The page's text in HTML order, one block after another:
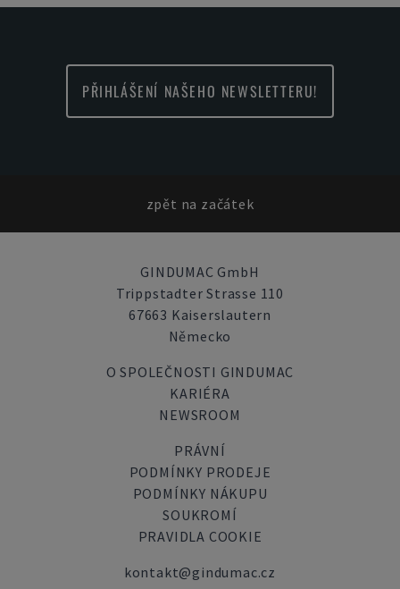
PŘIHLÁŠENÍ NAŠEHO NEWSLETTERU!
zpět na začátek
GINDUMAC GmbH
Trippstadter Strasse 110
67663 Kaiserslautern
Německo
O SPOLEČNOSTI GINDUMAC
KARIÉRA
NEWSROOM
PRÁVNÍ
PODMÍNKY PRODEJE
PODMÍNKY NÁKUPU
SOUKROMÍ
PRAVIDLA COOKIE
kontakt@gindumac.cz